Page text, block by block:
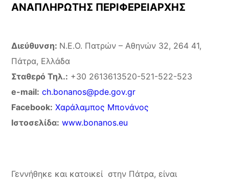
ΑΝΑΠΛΗΡΩΤΗΣ ΠΕΡΙΦΕΡΕΙΑΡΧΗΣ
Διεύθυνση: Ν.Ε.Ο. Πατρών – Αθηνών 32, 264 41,
Πάτρα, Ελλάδα
Σταθερό Τηλ.: +30 2613613520-521-522-523
e-mail: ch.bonanos@pde.gov.gr
Facebook: Χαράλαμπος Μπονάνος
Ιστοσελίδα: www.bonanos.eu
Γεννήθηκε και κατοικεί στην Πάτρα, είναι